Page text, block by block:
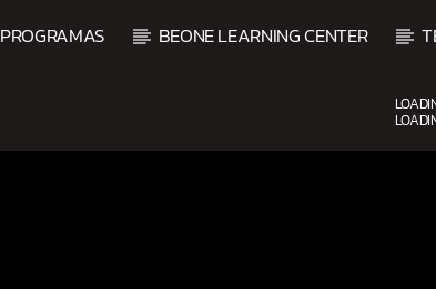
PROGRAMAS BEONE LEARNING CENTER